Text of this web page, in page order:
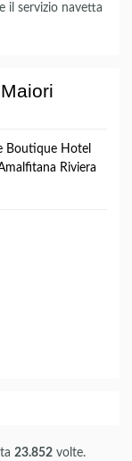
il servizio navetta
Boutique Hotel
Riviera
23.852 volte.